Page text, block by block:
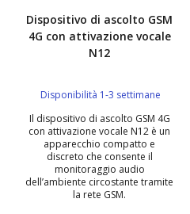
Dispositivo di ascolto GSM
4G con attivazione vocale
N12
Disponibilità 1-3 settimane
Il dispositivo di ascolto GSM 4G
con attivazione vocale N12 è un
apparecchio compatto e
discreto che consente il
monitoraggio audio
dell’ambiente circostante tramite
la rete GSM.